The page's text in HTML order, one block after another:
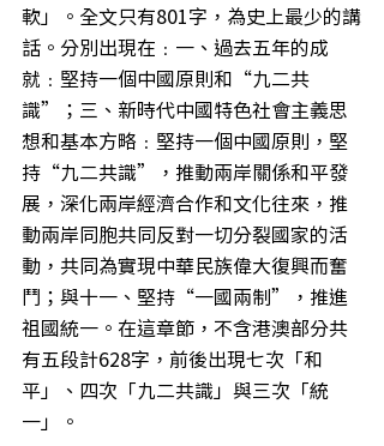
軟」。全文只有801字，為史上最少的講
話。分別出現在﹕一、過去五年的成
就﹕堅持一個中國原則和“九二共
識”；三、新時代中國特色社會主義思
想和基本方略﹕堅持一個中國原則，堅
持“九二共識”，推動兩岸關係和平發
展，深化兩岸經濟合作和文化往來，推
動兩岸同胞共同反對一切分裂國家的活
動，共同為實現中華民族偉大復興而奮
鬥；與十一、堅持“一國兩制”，推進
祖國統一。在這章節，不含港澳部分共
有五段計628字，前後出現七次「和
平」、四次「九二共識」與三次「統
一」。